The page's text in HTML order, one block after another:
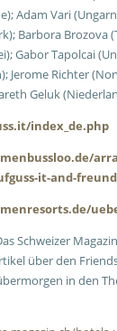
Adam Vari
Barbora Brozova
Gabor Tapolcai
Jerome Richter
Geluk
index_de.php
it-and-
Schweizer
über den
in den